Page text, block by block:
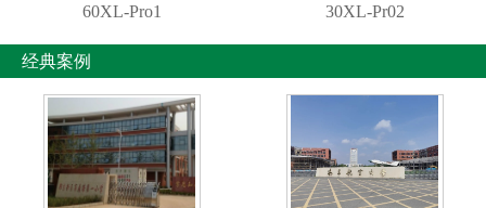
60XL-Pro1
30XL-Pr02
经典案例